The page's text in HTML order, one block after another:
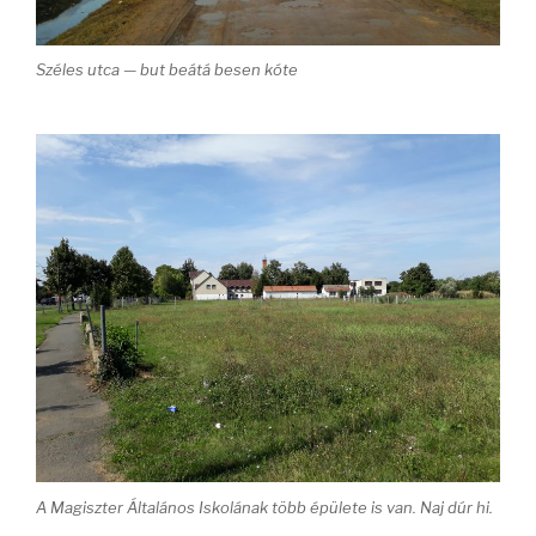
Széles utca — but beátá besen kóte
A Magiszter Általános Iskolának több épülete is van. Naj dúr hi.